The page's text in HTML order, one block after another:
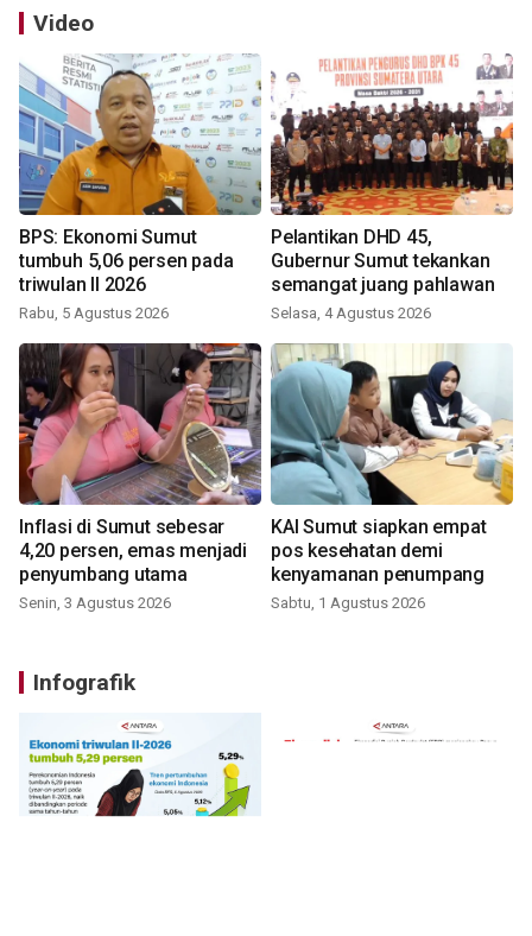
Video
BPS: Ekonomi Sumut
tumbuh 5,06 persen pada
triwulan II 2026
Rabu, 5 Agustus 2026
Pelantikan DHD 45,
Gubernur Sumut tekankan
semangat juang pahlawan
Selasa, 4 Agustus 2026
Inflasi di Sumut sebesar
4,20 persen, emas menjadi
penyumbang utama
Senin, 3 Agustus 2026
KAI Sumut siapkan empat
pos kesehatan demi
kenyamanan penumpang
Sabtu, 1 Agustus 2026
Infografik